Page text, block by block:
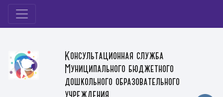
Консультационная служба
Муниципального бюджетного
дошкольного образовательного